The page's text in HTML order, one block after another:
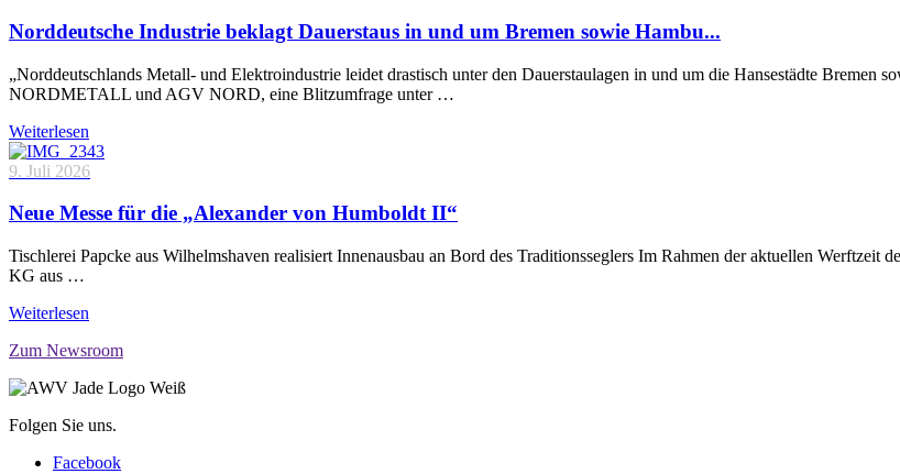
Norddeutsche Industrie beklagt Dauerstaus in und um Bremen sowie Hambu...
„Norddeutschlands Metall- und Elektroindustrie leidet drastisch unter den Dauerstaulagen in und um die Hansestädte Bremen
NORDMETALL und AGV NORD, eine Blitzumfrage unter …
Weiterlesen
9. Juli 2026
Neue Messe für die „Alexander von Humboldt II“
Tischlerei Papcke aus Wilhelmshaven realisiert Innenausbau an Bord des Traditionsseglers Im Rahmen der aktuellen
KG aus …
Weiterlesen
Zum Newsroom
Folgen Sie uns.
Facebook